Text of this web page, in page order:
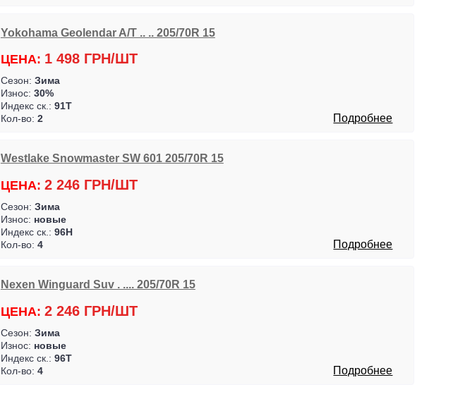
Yokohama Geolendar A/T .. .. 205/70R 15
ЦЕНА: 1 498 ГРН/ШТ
Сезон: Зима
Износ: 30%
Индекс ск.: 91T
Кол-во: 2 Подробнее
Westlake Snowmaster SW 601 205/70R 15
ЦЕНА: 2 246 ГРН/ШТ
Сезон: Зима
Износ: новые
Индекс ск.: 96H
Кол-во: 4 Подробнее
Nexen Winguard Suv . .... 205/70R 15
ЦЕНА: 2 246 ГРН/ШТ
Сезон: Зима
Износ: новые
Индекс ск.: 96T
Кол-во: 4 Подробнее